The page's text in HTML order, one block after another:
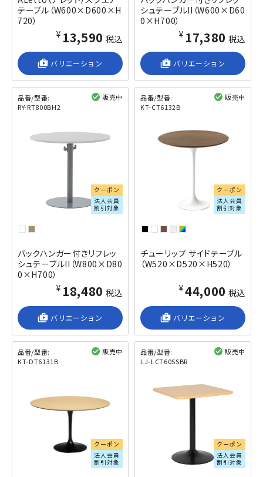
テーブル（W600×D600×H
720）
¥13,590 税込
shop_2 バリエーション
シュテーブルII（W600×D60
0×H700）
¥17,380 税込
shop_2 バリエーション
品番/型番:
RY-RT800BH2
販売中
クーポン
法人会員
割引対象
バックハンガー付きリフレッ
シュテーブルII（W800×D80
0×H700）
¥18,480 税込
shop_2 バリエーション
品番/型番:
KT-CT6132B
販売中
クーポン
法人会員
割引対象
チューリップ サイドテーブル
（W520×D520×H520）
¥44,000 税込
shop_2 バリエーション
品番/型番:
KT-DT6131B
販売中
クーポン
法人会員
割引対象
品番/型番:
LJ-LCT60SSBR
販売中
クーポン
法人会員
割引対象